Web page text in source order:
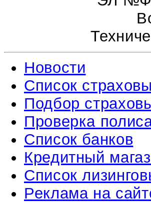
Новости
Список
Подбор
Проверка
Список банков
Кредитный
Список
Реклама на